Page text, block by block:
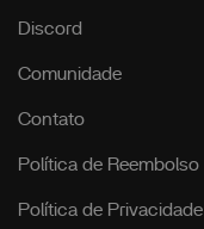
Discord
Comunidade
Contato
Política de Reembolso
Política de Privacidade